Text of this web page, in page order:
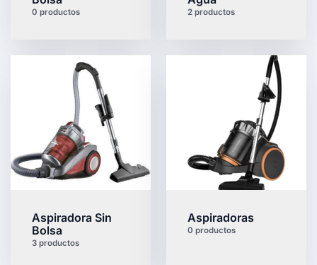
0 productos 2 productos
Aspiradora Sin
Bolsa
3 productos
Aspiradoras
0 productos